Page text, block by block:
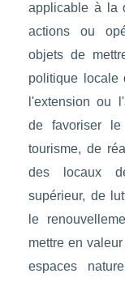
applicable à la
actions ou
objets de
politique locale
l'extension ou
de favoriser
tourisme, de
des locaux
supérieur, de
le
mettre en
espaces